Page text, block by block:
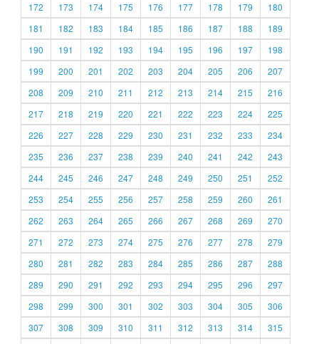
172
173 174 175 176 177 178 179
180
181
182 183 184 185 186 187 188
189
190
191 192 193 194 195 196 197
198
199
200 201 202 203 204 205 206
207
208
209 210 211 212 213 214 215
216
217
218 219 220 221 222 223 224
225
226
227 228 229 230 231 232 233
234
235
236 237 238 239 240 241 242
243
244
245 246 247 248 249 250 251
252
253
254 255 256 257 258 259 260
261
262
263 264 265 266 267 268 269
270
271
272 273 274 275 276 277 278
279
280
281 282 283 284 285 286 287
288
289
290 291 292 293 294 295 296
297
298
299 300 301 302 303 304 305
306
307
308 309 310 311 312 313 314
315